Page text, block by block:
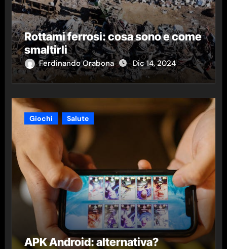
Rottami ferrosi: cosa sono e come
smaltirli
Ferdinando Orabona Dic 14, 2024
Giochi Salute
APK Android: alternativa?